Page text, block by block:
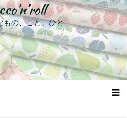
もの、こと、ひと